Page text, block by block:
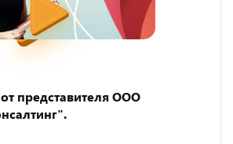
представителя ООО